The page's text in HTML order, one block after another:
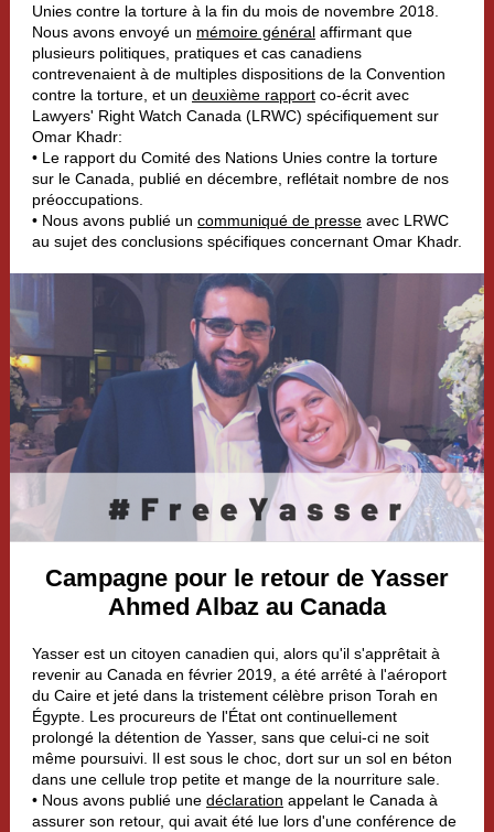
Unies contre la torture à la fin du mois de novembre 2018.
Nous avons envoyé un mémoire général affirmant que
plusieurs politiques, pratiques et cas canadiens
contrevenaient à de multiples dispositions de la Convention
contre la torture, et un deuxième rapport co-écrit avec
Lawyers' Right Watch Canada (LRWC) spécifiquement sur
Omar Khadr:
• Le rapport du Comité des Nations Unies contre la torture
sur le Canada, publié en décembre, reflétait nombre de nos
préoccupations.
• Nous avons publié un communiqué de presse avec LRWC
au sujet des conclusions spécifiques concernant Omar Khadr.
Campagne pour le retour de Yasser
Ahmed Albaz au Canada
Yasser est un citoyen canadien qui, alors qu'il s'apprêtait à
revenir au Canada en février 2019, a été arrêté à l'aéroport
du Caire et jeté dans la tristement célèbre prison Torah en
Égypte. Les procureurs de l'État ont continuellement
prolongé la détention de Yasser, sans que celui-ci ne soit
même poursuivi. Il est sous le choc, dort sur un sol en béton
dans une cellule trop petite et mange de la nourriture sale.
• Nous avons publié une déclaration appelant le Canada à
assurer son retour, qui avait été lue lors d'une conférence de